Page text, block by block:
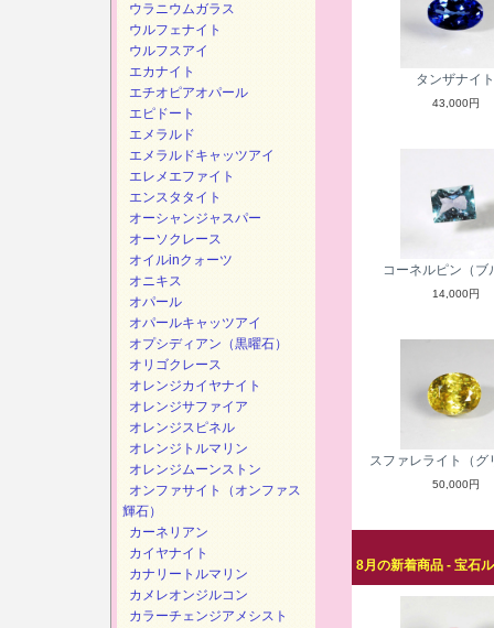
タンザナイト
43,000円
コーネルピン（ブ
14,000円
スファレライト（グ
50,000円
8月の新着商品 - 宝石
ウラニウムガラス
ウルフェナイト
ウルフスアイ
エカナイト
エチオピアオパール
エピドート
エメラルド
エメラルドキャッツアイ
エレメエファイト
エンスタタイト
オーシャンジャスパー
オーソクレース
オイルinクォーツ
オニキス
オパール
オパールキャッツアイ
オプシディアン（黒曜石）
オリゴクレース
オレンジカイヤナイト
オレンジサファイア
オレンジスピネル
オレンジトルマリン
オレンジムーンストン
オンファサイト（オンファス
輝石）
カーネリアン
カイヤナイト
カナリートルマリン
カメレオンジルコン
カラーチェンジアメシスト